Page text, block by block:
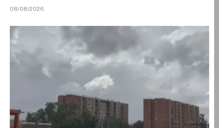
08/08/2026